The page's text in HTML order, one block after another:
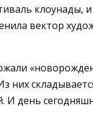
клоунады,
вектор
день